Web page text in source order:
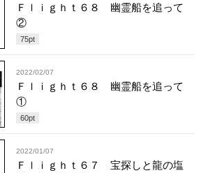
Ｆｌｉｇｈｔ６８ 幽霊船を追って
②
75pt
2022/02/07
Ｆｌｉｇｈｔ６８ 幽霊船を追って
①
60pt
2022/01/07
Ｆｌｉｇｈｔ６７ 宝探しと龍の塩